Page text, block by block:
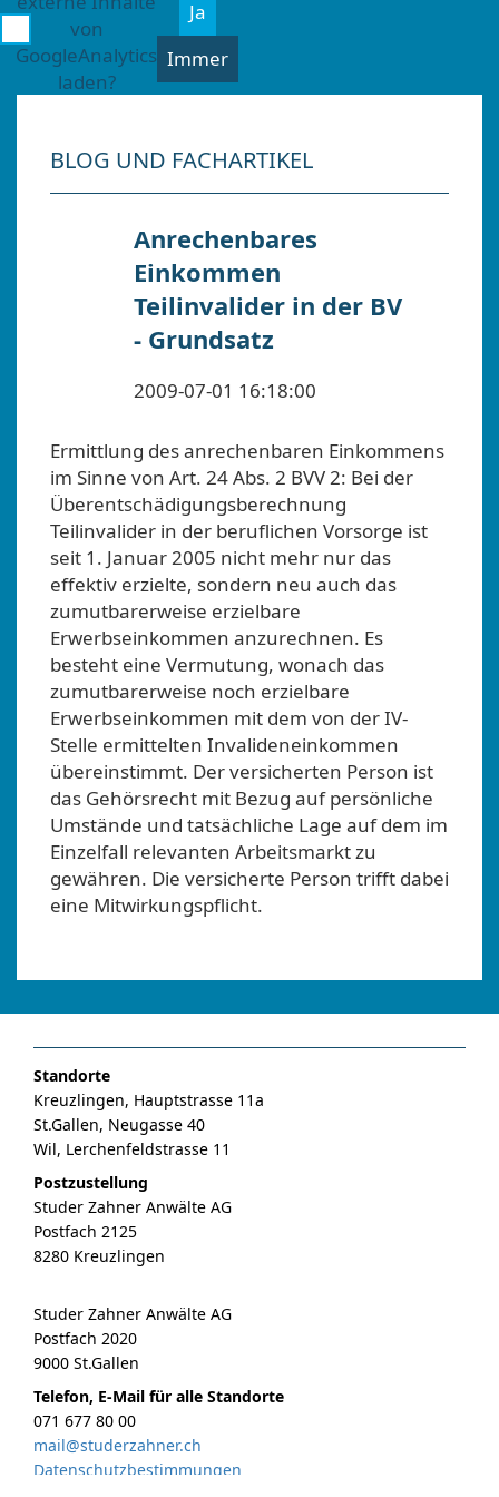
von
GoogleAnalytics
laden?
Ja
Immer
BLOG UND FACHARTIKEL
Anrechenbares
Einkommen
Teilinvalider in der BV
- Grundsatz
2009-07-01 16:18:00
Ermittlung des anrechenbaren Einkommens
im Sinne von Art. 24 Abs. 2 BVV 2: Bei der
Überentschädigungsberechnung
Teilinvalider in der beruflichen Vorsorge ist
seit 1. Januar 2005 nicht mehr nur das
effektiv erzielte, sondern neu auch das
zumutbarerweise erzielbare
Erwerbseinkommen anzurechnen. Es
besteht eine Vermutung, wonach das
zumutbarerweise noch erzielbare
Erwerbseinkommen mit dem von der IV-
Stelle ermittelten Invalideneinkommen
übereinstimmt. Der versicherten Person ist
das Gehörsrecht mit Bezug auf persönliche
Umstände und tatsächliche Lage auf dem im
Einzelfall relevanten Arbeitsmarkt zu
gewähren. Die versicherte Person trifft dabei
eine Mitwirkungspflicht.
Standorte
Kreuzlingen, Hauptstrasse 11a
St.Gallen, Neugasse 40
Wil, Lerchenfeldstrasse 11
Postzustellung
Studer Zahner Anwälte AG
Postfach 2125
8280 Kreuzlingen
Studer Zahner Anwälte AG
Postfach 2020
9000 St.Gallen
Telefon, E-Mail für alle Standorte
071 677 80 00
mail@studerzahner.ch
Datenschutzbestimmungen